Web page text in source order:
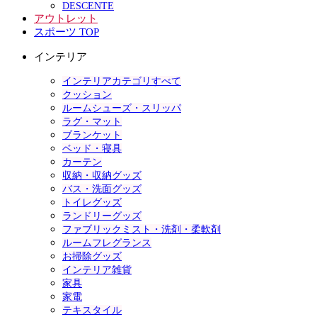
DESCENTE
アウトレット
スポーツ TOP
インテリア
インテリアカテゴリすべて
クッション
ルームシューズ・スリッパ
ラグ・マット
ブランケット
ベッド・寝具
カーテン
収納・収納グッズ
バス・洗面グッズ
トイレグッズ
ランドリーグッズ
ファブリックミスト・洗剤・柔軟剤
ルームフレグランス
お掃除グッズ
インテリア雑貨
家具
家電
テキスタイル